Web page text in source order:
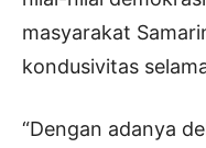
masyarakat
kondusivitas
“Dengan adanya